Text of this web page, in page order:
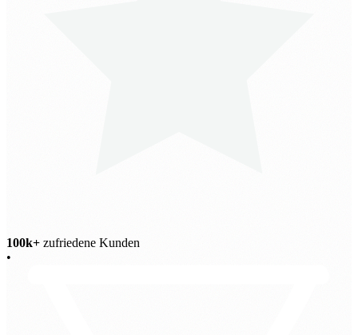
100k+ zufriedene Kunden
•